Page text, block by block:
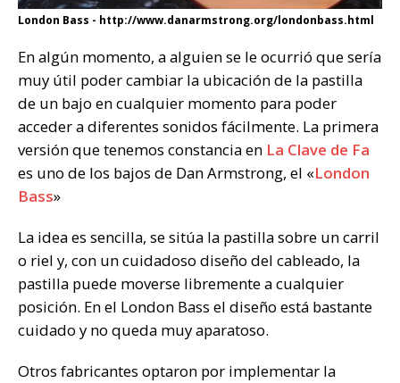
London Bass - http://www.danarmstrong.org/londonbass.html
En algún momento, a alguien se le ocurrió que sería
muy útil poder cambiar la ubicación de la pastilla
de un bajo en cualquier momento para poder
acceder a diferentes sonidos fácilmente. La primera
versión que tenemos constancia en La Clave de Fa
es uno de los bajos de Dan Armstrong, el «London
Bass»
La idea es sencilla, se sitúa la pastilla sobre un carril
o riel y, con un cuidadoso diseño del cableado, la
pastilla puede moverse libremente a cualquier
posición. En el London Bass el diseño está bastante
cuidado y no queda muy aparatoso.
Otros fabricantes optaron por implementar la